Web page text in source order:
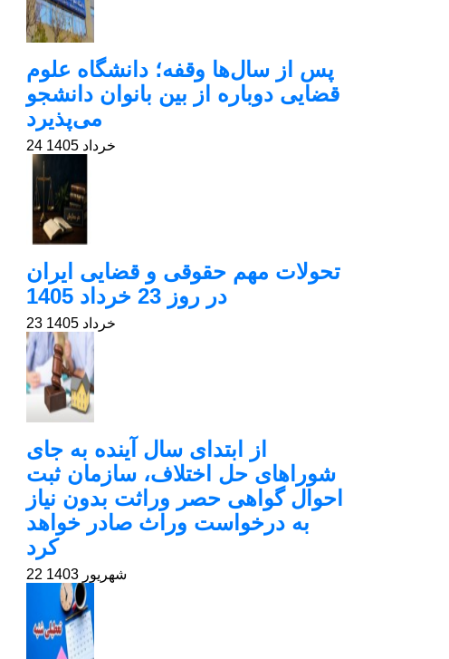
پس از سال‌ها وقفه؛ دانشگاه علوم
قضایی دوباره از بین بانوان دانشجو
می‌پذیرد
24 خرداد 1405
تحولات مهم حقوقی و قضایی ایران
در روز 23 خرداد 1405
23 خرداد 1405
از ابتدای سال آینده به جای
شوراهای حل اختلاف، سازمان ثبت
احوال گواهی حصر وراثت بدون نیاز
به درخواست وراث صادر خواهد
کرد
22 شهریور 1403